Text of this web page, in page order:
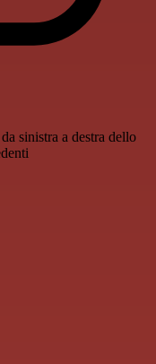
sinistra a destra dello